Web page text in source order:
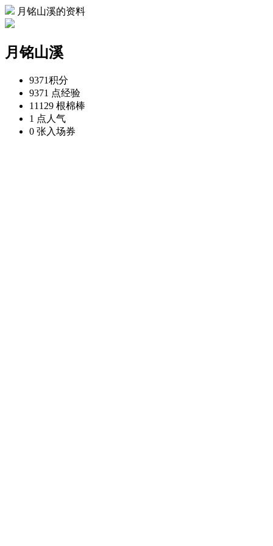
月铭山溪的资料
月铭山溪
9371积分
9371 点经验
11129 根棉棒
1 点 人气
0 张 入场券